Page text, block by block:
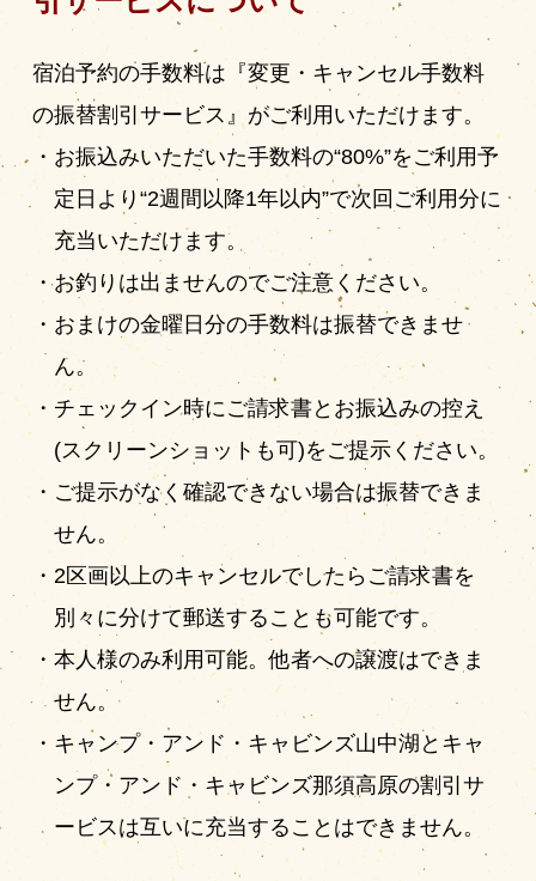
宿泊予約の手数料は『変更・キャンセル手数料
の振替割引サービス』がご利用いただけます。
お振込みいただいた手数料の“80%”をご利用予
定日より“2週間以降1年以内”で次回ご利用分に
充当いただけます。
お釣りは出ませんのでご注意ください。
おまけの金曜日分の手数料は振替できませ
ん。
チェックイン時にご請求書とお振込みの控え
(スクリーンショットも可)をご提示ください。
ご提示がなく確認できない場合は振替できま
せん。
2区画以上のキャンセルでしたらご請求書を
別々に分けて郵送することも可能です。
本人様のみ利用可能。他者への譲渡はできま
せん。
キャンプ・アンド・キャビンズ山中湖とキャ
ンプ・アンド・キャビンズ那須高原の割引サ
ービスは互いに充当することはできません。